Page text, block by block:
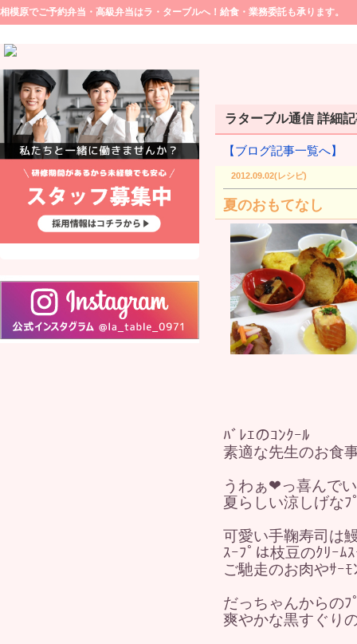
相模原でご予約弁当・高級弁当はラ・ターブルへ！給食・業務委託も承ります。
ラターブル通信 詳細
【ブログ記事一覧へ】
2012.09.02(レシピ)
夏のおもてなし
ﾊﾞﾚｴのｺﾝｸｰﾙ
素適な先生のお食
うわぁ❤っ喜んで
夏らしい涼しげな
可愛い手鞠寿司は
ｽｰﾌﾟは枝豆のｸﾘｰﾑ
ご馳走のお肉やｻｰ
だっちゃんからのﾌ
爽やかな黒すぐり